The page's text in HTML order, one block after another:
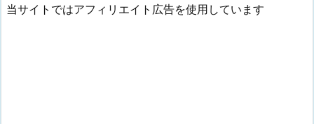
当サイトではアフィリエイト広告を使用しています